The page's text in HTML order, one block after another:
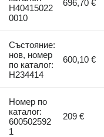
H40415022
0010
696,70 €
Състояние:
нов, номер
по каталог:
H234414
600,10 €
Номер по
каталог:
600502592
1
209 €